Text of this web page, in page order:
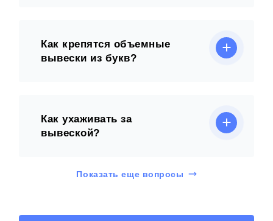
Как крепятся объемные
вывески из букв?
Как ухаживать за
вывеской?
Показать еще вопросы